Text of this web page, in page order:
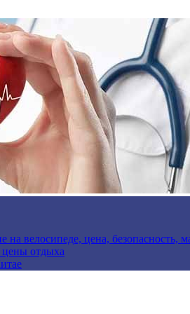
велосипеде, цена, безопасность,
цены отдыха